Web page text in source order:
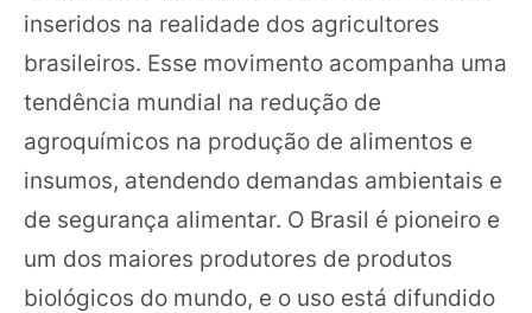
inseridos na realidade dos agricultores
brasileiros. Esse movimento acompanha uma
tendência mundial na redução de
agroquímicos na produção de alimentos e
insumos, atendendo demandas ambientais e
de segurança alimentar. O Brasil é pioneiro e
um dos maiores produtores de produtos
biológicos do mundo, e o uso está difundido